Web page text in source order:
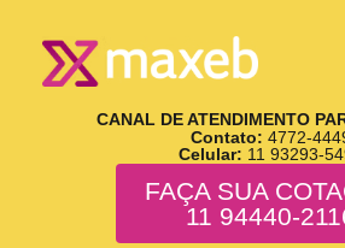
CANAL DE ATENDIMENTO
Contato: 4772-
Celular: 11 93293-
FAÇA SUA
11 94440-